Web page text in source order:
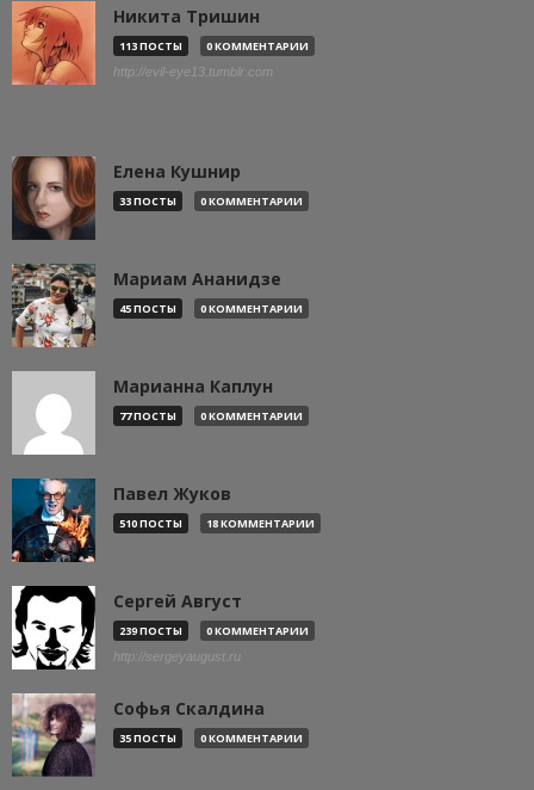
Никита Тришин
113 ПОСТЫ 0 КОММЕНТАРИИ
http://evil-eye13.tumblr.com
Елена Кушнир
33 ПОСТЫ 0 КОММЕНТАРИИ
Мариам Ананидзе
45 ПОСТЫ 0 КОММЕНТАРИИ
Марианна Каплун
77 ПОСТЫ 0 КОММЕНТАРИИ
Павел Жуков
510 ПОСТЫ 18 КОММЕНТАРИИ
Сергей Август
239 ПОСТЫ 0 КОММЕНТАРИИ
http://sergeyaugust.ru
Софья Скалдина
35 ПОСТЫ 0 КОММЕНТАРИИ